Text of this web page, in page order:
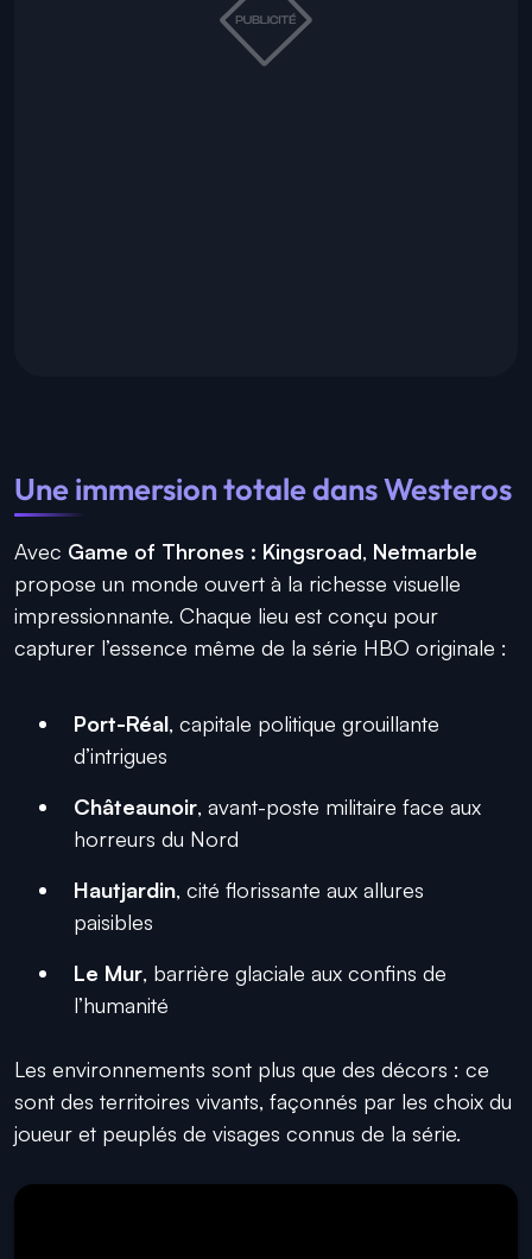
Une immersion totale dans Westeros
Avec Game of Thrones : Kingsroad, Netmarble
propose un monde ouvert à la richesse visuelle
impressionnante. Chaque lieu est conçu pour
capturer l’essence même de la série HBO originale :
Port-Réal, capitale politique grouillante
d’intrigues
Châteaunoir, avant-poste militaire face aux
horreurs du Nord
Hautjardin, cité florissante aux allures
paisibles
Le Mur, barrière glaciale aux confins de
l’humanité
Les environnements sont plus que des décors : ce
sont des territoires vivants, façonnés par les choix du
joueur et peuplés de visages connus de la série.